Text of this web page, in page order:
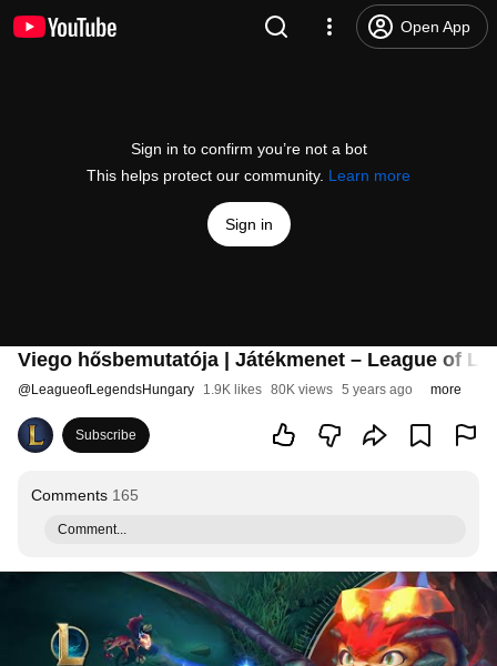
Open App
Sign in to confirm you’re not a bot
This helps protect our community. Learn more
Sign in
Viego hősbemutatója | Játékmenet – League of
@LeagueofLegendsHungary 1.9K likes 80K views 5 years ago more
Subscribe
Comments 165
Comment...